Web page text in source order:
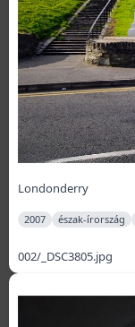
Londonderry
2007 észak-írország
002/_DSC3805.jpg